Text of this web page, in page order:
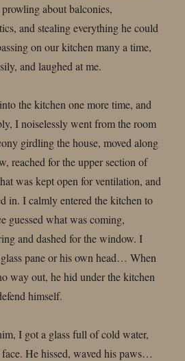
about balconies,
and stealing everything he could
on our kitchen many a time,
and laughed at me.
the kitchen one more time, and
I noiselessly went from the room
girdling the house, moved along
reached for the upper section of
was kept open for ventilation, and
in. I calmly entered the kitchen to
guessed what was coming,
and dashed for the window. I
pane or his own head… When
way out, he hid under the kitchen
himself.
I got a glass full of cold water,
He hissed, waved his paws…